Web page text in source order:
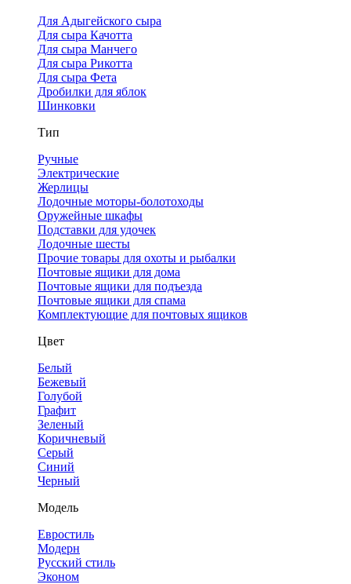
Для Адыгейского сыра
Для сыра Качотта
Для сыра Манчего
Для сыра Рикотта
Для сыра Фета
Дробилки для яблок
Шинковки
Тип
Ручные
Электрические
Жерлицы
Лодочные моторы-болотоходы
Оружейные шкафы
Подставки для удочек
Лодочные шесты
Прочие товары для охоты и рыбалки
Почтовые ящики для дома
Почтовые ящики для подъезда
Почтовые ящики для спама
Комплектующие для почтовых ящиков
Цвет
Белый
Бежевый
Голубой
Графит
Зеленый
Коричневый
Серый
Синий
Черный
Модель
Евростиль
Модерн
Русский стиль
Эконом